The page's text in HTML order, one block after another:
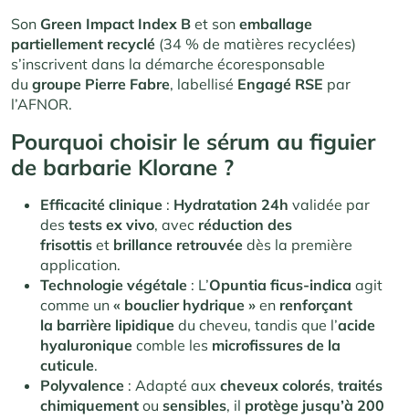
Son Green Impact Index B et son emballage
partiellement recyclé (34 % de matières recyclées)
s’inscrivent dans la démarche écoresponsable
du groupe Pierre Fabre, labellisé Engagé RSE par
l’AFNOR.
Pourquoi choisir le sérum au figuier
de barbarie Klorane ?
Efficacité clinique : Hydratation 24h validée par
des tests ex vivo, avec réduction des
frisottis et brillance retrouvée dès la première
application.
Technologie végétale : L’Opuntia ficus-indica agit
comme un « bouclier hydrique » en renforçant
la barrière lipidique du cheveu, tandis que l’acide
hyaluronique comble les microfissures de la
cuticule.
Polyvalence : Adapté aux cheveux colorés, traités
chimiquement ou sensibles, il protège jusqu’à 200